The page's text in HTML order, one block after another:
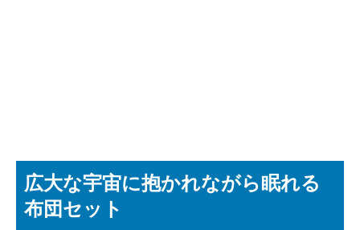
広大な宇宙に抱かれながら眠れる
布団セット